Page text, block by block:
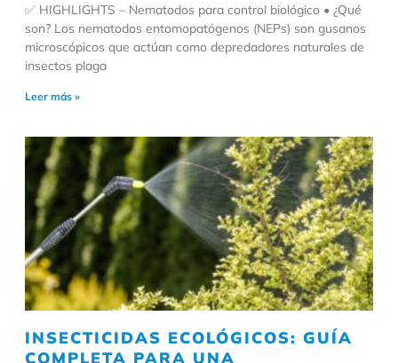
✅ HIGHLIGHTS – Nematodos para control biológico • ¿Qué
son? Los nematodos entomopatógenos (NEPs) son gusanos
microscópicos que actúan como depredadores naturales de
insectos plaga
Leer más »
INSECTICIDAS ECOLÓGICOS: GUÍA
COMPLETA PARA UNA